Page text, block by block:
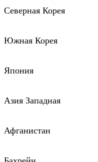
Северная Корея
Южная Корея
Япония
Азия Западная
Афганистан